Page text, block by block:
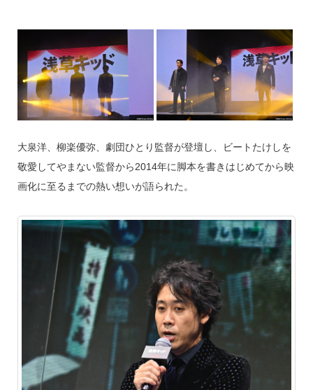
大泉洋、柳楽優弥、劇団ひとり監督が登壇し、ビートたけしを
敬愛してやまない監督から2014年に脚本を書きはじめてから映
画化に至るまでの熱い想いが語られた。